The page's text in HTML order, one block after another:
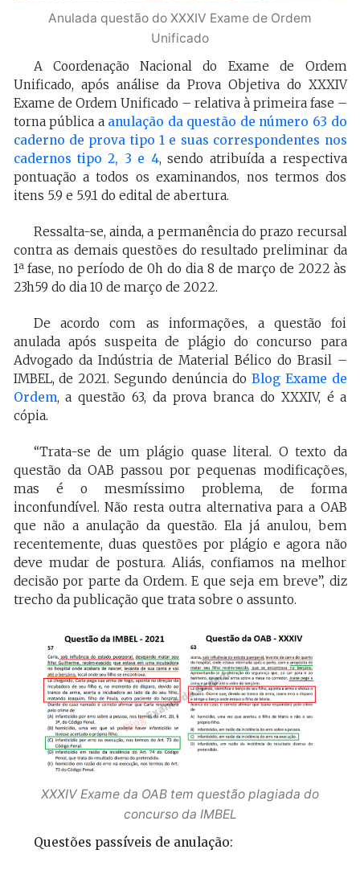
Anulada questão do XXXIV Exame de Ordem
Unificado
A Coordenação Nacional do Exame de Ordem
Unificado, após análise da Prova Objetiva do XXXIV
Exame de Ordem Unificado – relativa à primeira fase –
torna pública a anulação da questão de número 63 do
caderno de prova tipo 1 e suas correspondentes nos
cadernos tipo 2, 3 e 4, sendo atribuída a respectiva
pontuação a todos os examinandos, nos termos dos
itens 5.9 e 5.9.1 do edital de abertura.
Ressalta-se, ainda, a permanência do prazo recursal
contra as demais questões do resultado preliminar da
1ª fase, no período de 0h do dia 8 de março de 2022 às
23h59 do dia 10 de março de 2022.
De acordo com as informações, a questão foi
anulada após suspeita de plágio do concurso para
Advogado da Indústria de Material Bélico do Brasil –
IMBEL, de 2021. Segundo denúncia do Blog Exame de
Ordem, a questão 63, da prova branca do XXXIV, é a
cópia.
“Trata-se de um plágio quase literal. O texto da
questão da OAB passou por pequenas modificações,
mas é o mesmíssimo problema, de forma
inconfundível. Não resta outra alternativa para a OAB
que não a anulação da questão. Ela já anulou, bem
recentemente, duas questões por plágio e agora não
deve mudar de postura. Aliás, confiamos na melhor
decisão por parte da Ordem. E que seja em breve”, diz
trecho da publicação que trata sobre o assunto.
XXXIV Exame da OAB tem questão plagiada do
concurso da IMBEL
Questões passíveis de anulação: